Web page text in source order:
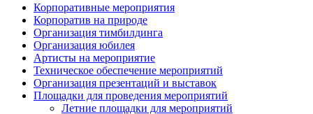
Корпоративные мероприятия
Корпоратив на природе
Организация тимбилдинга
Организация юбилея
Артисты на мероприятие
Техническое обеспечение мероприятий
Организация презентаций и выставок
Площадки для проведения мероприятий
Летние площадки для мероприятий